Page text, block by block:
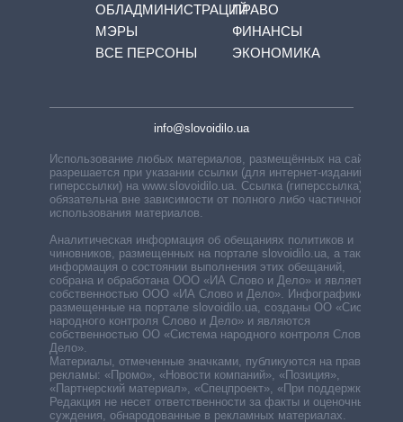
ОБЛАДМИНИСТРАЦИЙ
МЭРЫ
ВСЕ ПЕРСОНЫ
ПРАВО
ФИНАНСЫ
ЭКОНОМИКА
info@slovoidilo.ua
Использование любых материалов, размещённых на сайте,
разрешается при указании ссылки (для интернет-изданий —
гиперссылки) на www.slovoidilo.ua. Ссылка (гиперссылка)
обязательна вне зависимости от полного либо частичного
использования материалов.
Аналитическая информация об обещаниях политиков и
чиновников, размещенных на портале slovoidilo.ua, а также
информация о состоянии выполнения этих обещаний,
собрана и обработана ООО «ИА Слово и Дело» и является
собственностью ООО «ИА Слово и Дело». Инфографики,
размещенные на портале slovoidilo.ua, созданы ОО «Система
народного контроля Слово и Дело» и являются
собственностью ОО «Система народного контроля Слово и
Дело».
Материалы, отмеченные значками, публикуются на правах
рекламы: «Промо», «Новости компаний», «Позиция»,
«Партнерский материал», «Спецпроект», «При поддержке».
Редакция не несет ответственности за факты и оценочные
суждения, обнародованные в рекламных материалах.